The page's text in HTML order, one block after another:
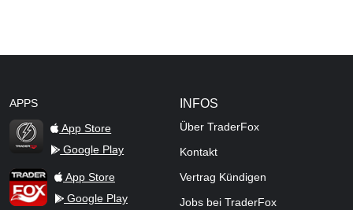
APPS
TraderFox Flash
App Store
Google Play
TraderFox AppApp Store
Google Play
INFOS
Über TraderFox
Kontakt
Vertrag Kündigen
Jobs bei TraderFox